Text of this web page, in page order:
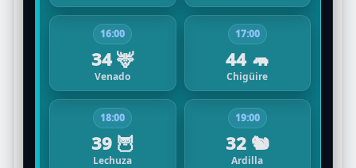
16:00
34 🦌
Venado
17:00
44 🦛
Chigüire
18:00
39 🦉
Lechuza
19:00
32 🐿️
Ardilla